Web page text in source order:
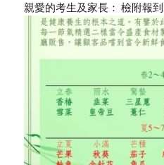
親愛的考生及家長： 檢附報